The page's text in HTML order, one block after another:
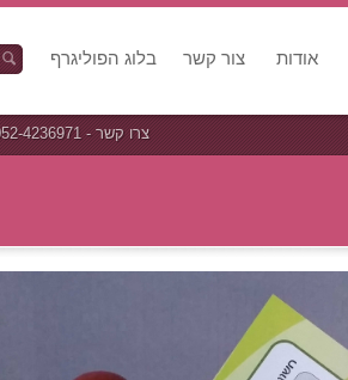
אודות צור קשר בלוג הפוליגרף
צרו קשר - 052-4236971